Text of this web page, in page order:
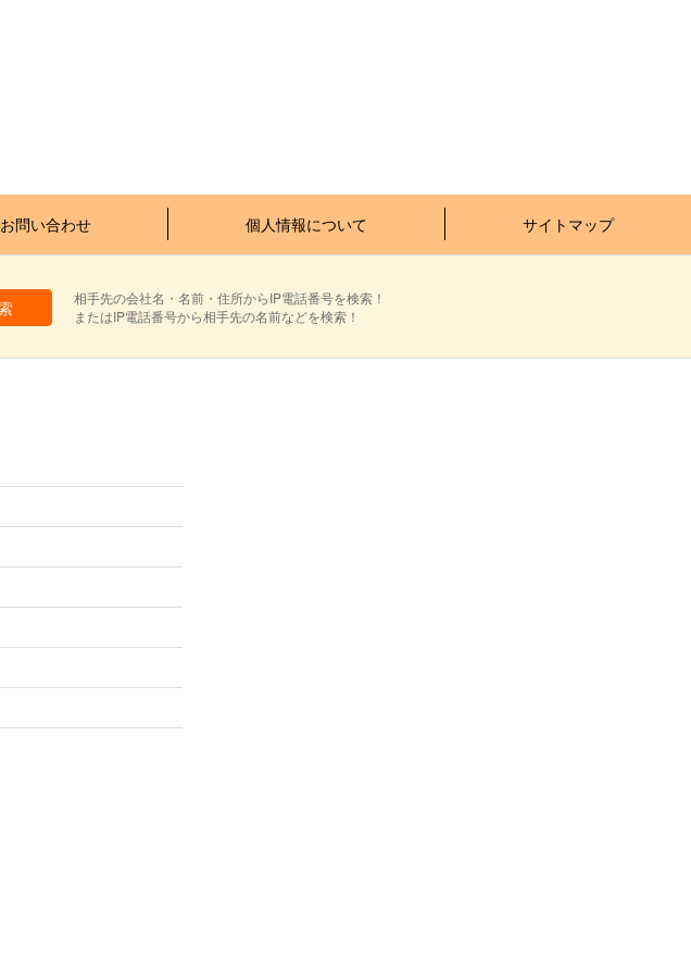
お問い合わせ 個人情報について サイトマップ
相手先の会社名・名前・住所からIP電話番号を検索！
またはIP電話番号から相手先の名前などを検索！